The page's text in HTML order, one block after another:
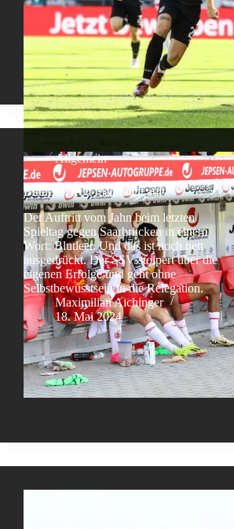
Allgemein
Blutleer steigt man nicht auf
Der Auftritt vom Jahn beim letzten
Spieltag gegen Saarbrücken in einem
Wort: Blutleer. Und das ist noch nett
ausgedrückt. Der SSV stolpert über die
eigenen Erfolge und geht ohne
Selbstbewusstsein in die Relegation.
Maximilian Aichinger
18. Mai 2024